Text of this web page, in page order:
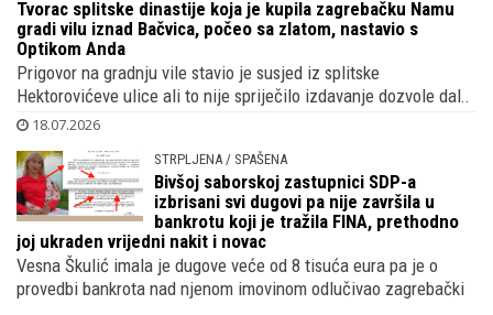
DRAGO BANOVIĆ
Tvorac splitske dinastije koja je kupila
Bačvica, počeo sa zlatom, nastavio s
Optikom Anda
Prigovor na gradnju vile stavio je susjed iz splitske
Hektorovićeve ulice ali to nije spriječilo izdavanje dozvole dal..
18.07.2026
STRPLJENA / SPAŠENA
Bivšoj saborskoj zastupnici SDP-a
izbrisani svi dugovi pa nije završila u
bankrotu koji je tražila FINA, prethodno
joj ukraden vrijedni nakit i novac